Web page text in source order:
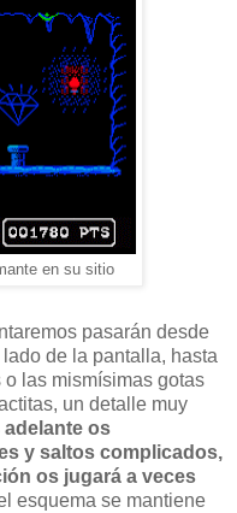
en su sitio
pasarán desde
de la pantalla, hasta
las mismísimas gotas
un detalle muy
adelante os
y saltos complicados,
os jugará a veces
esquema se mantiene